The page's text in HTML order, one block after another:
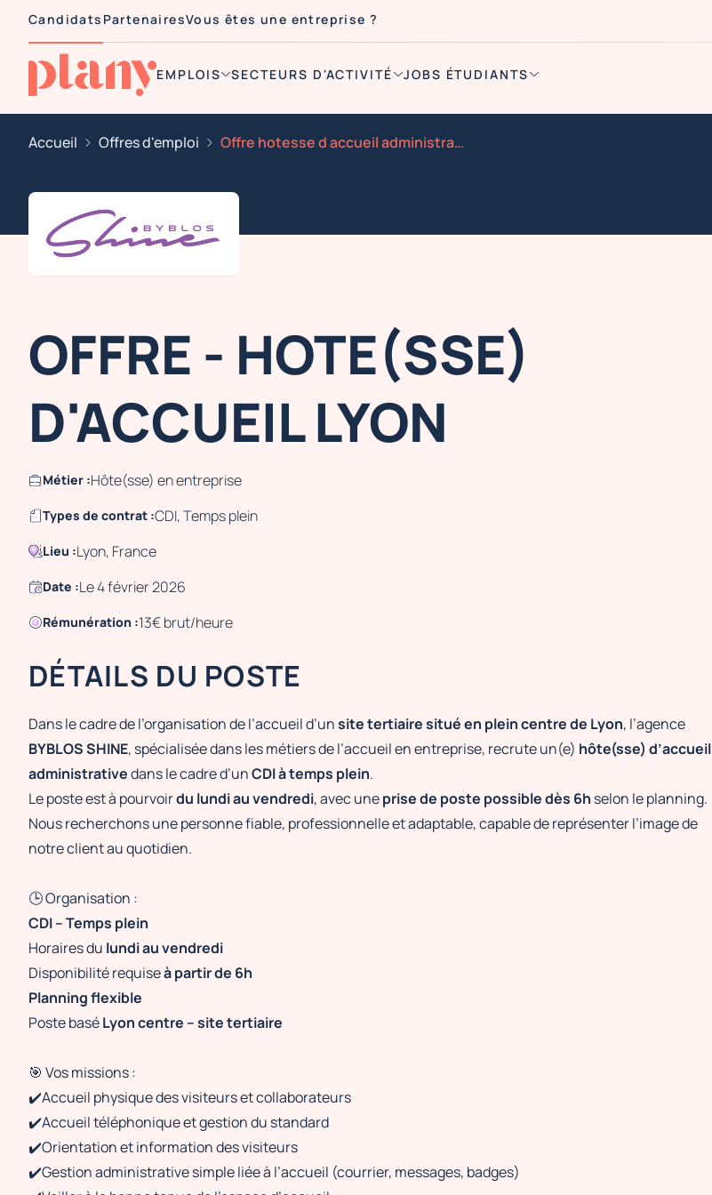
Candidats PartenairesVous êtes une entreprise ?
EMPLOIS SECTEURS D'ACTIVITÉ JOBS ÉTUDIANTS
Accueil Offres d'emploi Offre hotesse d accueil administrative lyon
OFFRE - HOTE(SSE)
D'ACCUEIL LYON
Métier :Hôte(sse) en entreprise
Types de contrat :CDI, Temps plein
Lieu :Lyon, France
Date :Le 4 février 2026
Rémunération :13€ brut/heure
DÉTAILS DU POSTE
Dans le cadre de l’organisation de l’accueil d’unsite tertiaire situé en plein centre de Lyon, l’agence
BYBLOS SHINE, spécialisée dans les métiers de l’accueil en entreprise, recrute un(e) hôte(sse) d’accueil
administrativedans le cadre d’unCDI à temps plein.
Le poste est à pourvoirdu lundi au vendredi, avec uneprise de poste possible dès 6h selon le planning.
Nous recherchons une personne fiable, professionnelle et adaptable, capable de représenter l’image de
notre client au quotidien.
🕒 Organisation :
CDI – Temps plein
Horaires du lundi au vendredi
Disponibilité requiseà partir de 6h
Planning flexible
Poste baséLyon centre – site tertiaire
🎯 Vos missions :
✔️Accueil physique des visiteurs et collaborateurs
✔️Accueil téléphonique et gestion du standard
✔️Orientation et information des visiteurs
✔️Gestion administrative simple liée à l’accueil (courrier, messages, badges)